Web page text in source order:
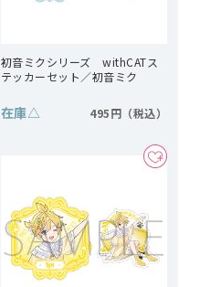
初音ミクシリーズ withCATス
テッカーセット／初音ミク
在庫△ 495円